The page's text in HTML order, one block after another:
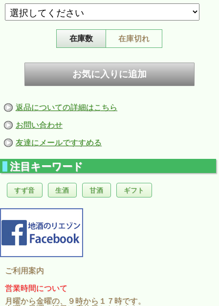
在庫数 在庫切れ
返品についての詳細はこちら
お問い合わせ
友達にメールですすめる
注目キーワード
すず音 生酒 甘酒 ギフト
ご利用案内
営業時間について
月曜から金曜の、９時から１７時です。